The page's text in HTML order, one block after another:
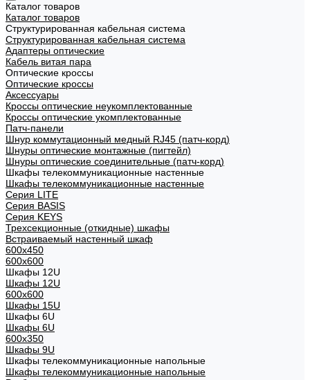
Каталог товаров
Каталог товаров
Структурированная кабельная система
Структурированная кабельная система
Адаптеры оптические
Кабель витая пара
Оптические кроссы
Оптические кроссы
Аксессуары
Кроссы оптические неукомплектованные
Кроссы оптические укомплектованные
Патч-панели
Шнур коммутационный медный RJ45 (патч-корд)
Шнуры оптические монтажные (пигтейл)
Шнуры оптические соединительные (патч-корд)
Шкафы телекоммуникационные настенные
Шкафы телекоммуникационные настенные
Cерия LITE
Cерия BASIS
Cерия KEYS
Трехсекционные (откидные) шкафы
Встраиваемый настенный шкаф
600x450
600x600
Шкафы 12U
Шкафы 12U
600x600
Шкафы 15U
Шкафы 6U
Шкафы 6U
600x350
Шкафы 9U
Шкафы телекоммуникационные напольные
Шкафы телекоммуникационные напольные